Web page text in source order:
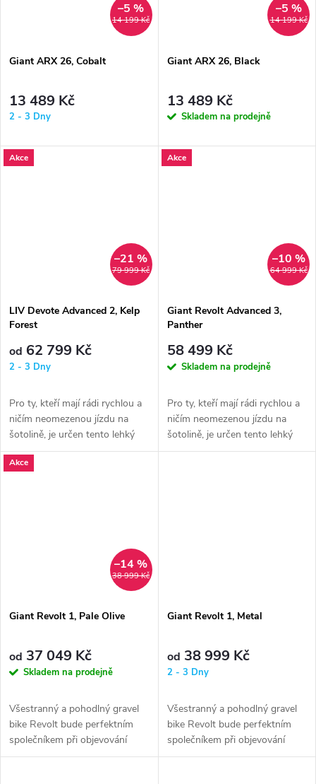
14 199 Kč
–5 %
Giant ARX 26, Cobalt
13 489 Kč
2 - 3 Dny
14 199 Kč
–5 %
Giant ARX 26, Black
13 489 Kč
Skladem na prodejně
Akce
79 999 Kč
–21 %
LIV Devote Advanced 2, Kelp
Forest
od 62 799 Kč
2 - 3 Dny
Pro ty, kteří mají rádi rychlou a
ničím neomezenou jízdu na
šotolině, je určen tento lehký
karbonový gravel bike....
Akce
64 999 Kč
–10 %
Giant Revolt Advanced 3,
Panther
58 499 Kč
Skladem na prodejně
Pro ty, kteří mají rádi rychlou a
ničím neomezenou jízdu na
šotolině, je určen tento lehký
karbonový gravel bike....
Akce
38 999 Kč
–14 %
Giant Revolt 1, Pale Olive
od 37 049 Kč
Skladem na prodejně
Všestranný a pohodlný gravel
bike Revolt bude perfektním
společníkem při objevování
silnic a cest, o kterých jste...
Giant Revolt 1, Metal
od 38 999 Kč
2 - 3 Dny
Všestranný a pohodlný gravel
bike Revolt bude perfektním
společníkem při objevování
silnic a cest, o kterých jste...